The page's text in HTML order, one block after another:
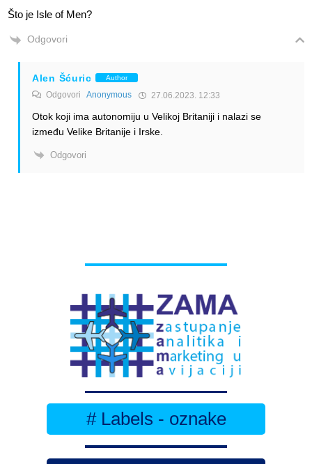
Što je Isle of Men?
Odgovori
Alen Šćuric Author
Odgovori Anonymous 27.06.2023. 12:33
Otok koji ima autonomiju u Velikoj Britaniji i nalazi se
između Velike Britanije i Irske.
Odgovori
# Labels - oznake